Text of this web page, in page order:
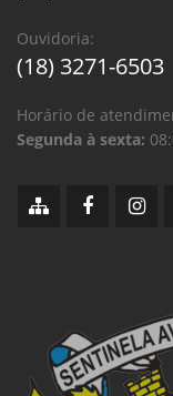
Ouvidoria:
(18) 3271-6503
Horário de
Segunda à sexta: